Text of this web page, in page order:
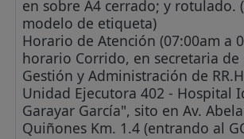
en sobre A4 cerrado; y rotulado.
modelo de etiqueta)
Horario de Atención (07:00am a
horario Corrido, en secretaria de
Gestión y Administración de
Unidad Ejecutora 402 - Hospital
Garayar García", sito en Av.
Quiñones Km. 1.4 (entrando al